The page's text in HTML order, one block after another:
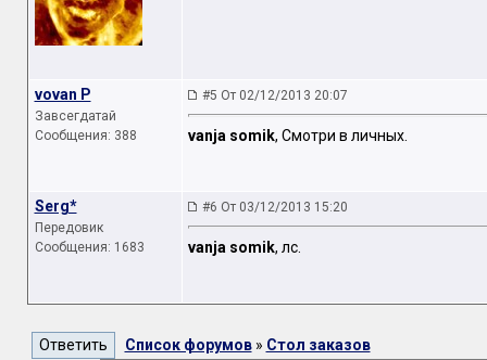
vovan P
Завсегдатай
Сообщения: 388
#5 От 02/12/2013 20:07
vanja somik, Смотри в личных.
Serg*
Передовик
Сообщения: 1683
#6 От 03/12/2013 15:20
vanja somik, лс.
Список форумов» Стол заказов